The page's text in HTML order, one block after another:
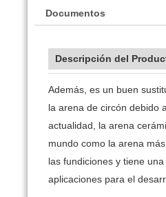
Documentos
Descripción del
Además, es un buen
la arena de circón debido
actualidad, la arena
mundo como la arena
las fundiciones y tiene
aplicaciones para el